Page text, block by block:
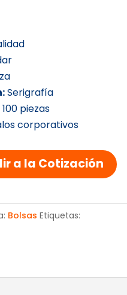
Serigrafía
100 piezas
corporativos
a la Cotización
Bolsas Etiquetas: